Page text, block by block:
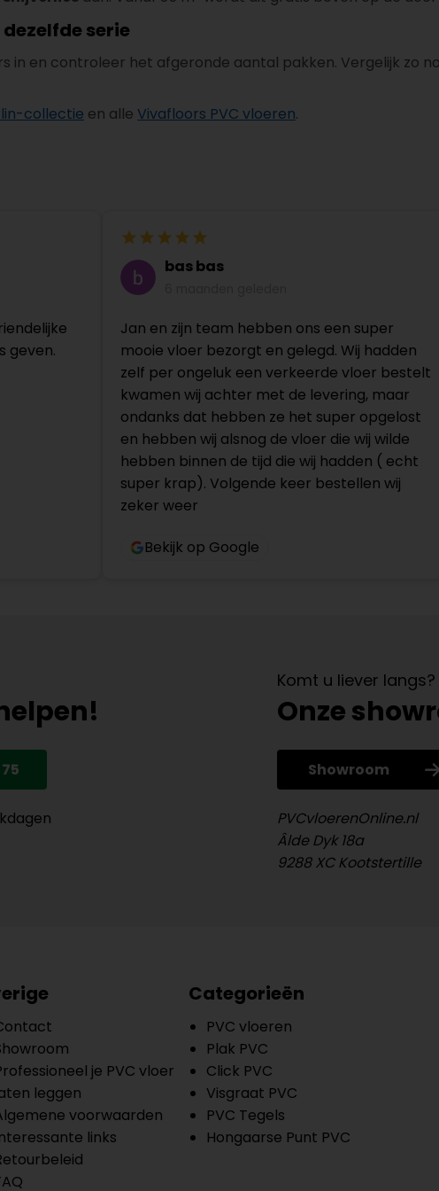
serie
in en controleer het afgeronde aantal pakken. Vergelijk zo
collectie en alle Vivafloors PVC vloeren.
geven.
bas bas
Jan en zijn team hebben ons een super
mooie vloer bezorgt en gelegd. Wij hadden
zelf per ongeluk een verkeerde vloer bestelt
kwamen wij achter met de levering, maar
ondanks dat hebben ze het super opgelost
en hebben wij alsnog de vloer die wij wilde
hebben binnen de tijd die wij hadden ( echt
super krap). Volgende keer bestellen wij
zeker weer
Bekijk op Google
Komt u liever langs?
Onze
Showroom
PVCvloerenOnline.nl
Âlde Dyk 18a
9288 XC Kootstertille
je PVC vloer
leggen
voorwaarden
links
Categorieën
PVC vloeren
Plak PVC
Click PVC
Visgraat PVC
PVC Tegels
Hongaarse Punt PVC